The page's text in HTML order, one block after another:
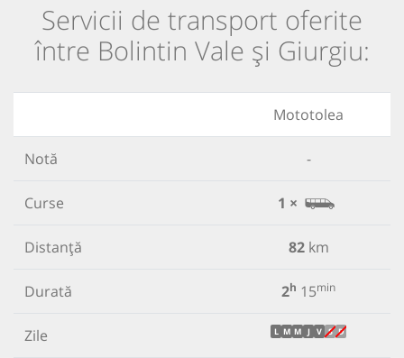
Servicii de transport oferite
între Bolintin Vale și Giurgiu:
Mototolea
Notă -
Curse 1 ×
Distanță 82km
Durată 2h 15min
Zile L M M J V S D